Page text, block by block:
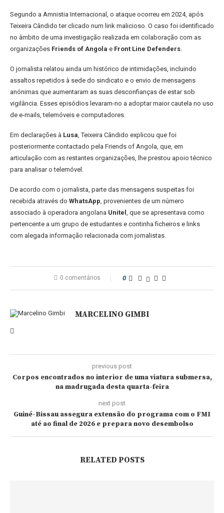
Segundo a Amnistia Internacional, o ataque ocorreu em 2024, após
Teixeira Cândido ter clicado num link malicioso. O caso foi identificado
no âmbito de uma investigação realizada em colaboração com as
organizações Friends of Angola e Front Line Defenders.
O jornalista relatou ainda um histórico de intimidações, incluindo
assaltos repetidos à sede do sindicato e o envio de mensagens
anónimas que aumentaram as suas desconfianças de estar sob
vigilância. Esses episódios levaram-no a adoptar maior cautela no uso
de e-mails, telemóveis e computadores.
Em declarações à Lusa, Teixeira Cândido explicou que foi
posteriormente contactado pela Friends of Angola, que, em
articulação com as restantes organizações, lhe prestou apoio técnico
para analisar o telemóvel.
De acordo com o jornalista, parte das mensagens suspeitas foi
recebida através do WhatsApp, provenientes de um número
associado à operadora angolana Unitel , que se apresentava como
pertencente a um grupo de estudantes e continha ficheiros e links
com alegada informação relacionada com jornalistas.
0 comentários 0
MARCELINO GIMBI
previous post
Corpos encontrados no interior de uma viatura submersa,
na madrugada desta quarta-feira
next post
Guiné-Bissau assegura extensão do programa com o FMI
até ao final de 2026 e prepara novo desembolso
RELATED POSTS